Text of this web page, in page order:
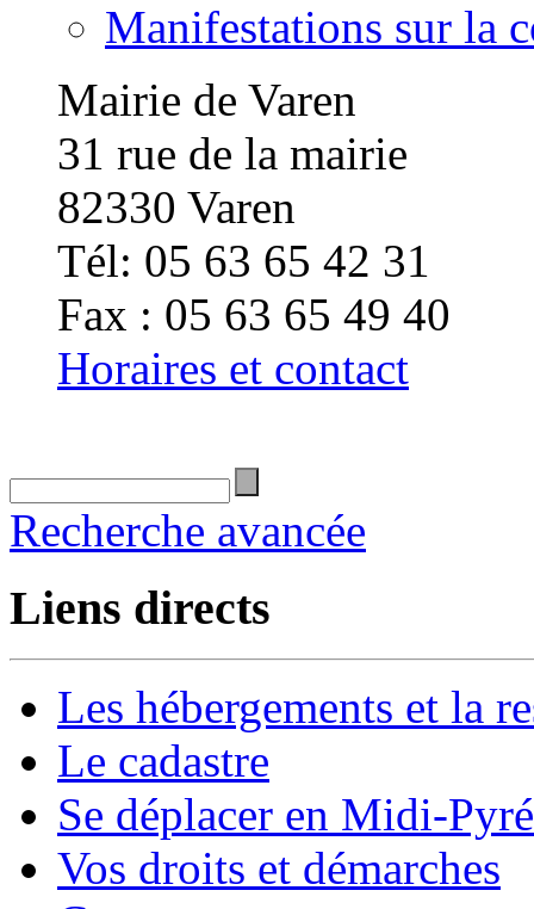
Manifestations sur la
Mairie de Varen
31 rue de la mairie
82330 Varen
Tél: 05 63 65 42 31
Fax : 05 63 65 49 40
Horaires et contact
Recherche avancée
Liens directs
Les hébergements et la
Le cadastre
Se déplacer en Midi-
Vos droits et démarches